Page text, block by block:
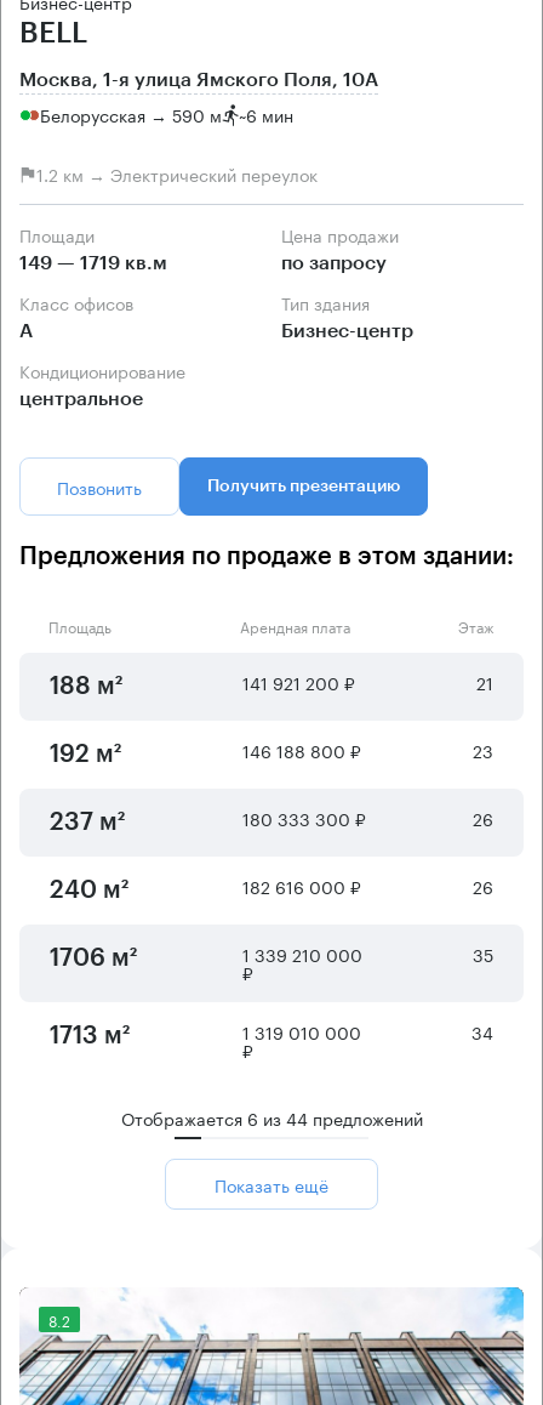
BELL
Москва, 1-я улица Ямского Поля, 10А
Белорусская → 590 м ~6 мин
1.2 км → Электрический переулок
Площади
149 — 1719 кв.м
Цена продажи
по запросу
Класс офисов
А
Тип здания
Бизнес-центр
Кондиционирование
центральное
Позвонить Получить презентацию
Предложения по продаже в этом здании:
Площадь Арендная плата Этаж
188 м² 141 921 200 ₽ 21
192 м² 146 188 800 ₽ 23
237 м² 180 333 300 ₽ 26
240 м² 182 616 000 ₽ 26
1706 м² 1 339 210 000
₽
35
1713 м² 1 319 010 000
₽
34
Отображается 6 из44предложений
Показать ещё
8.2